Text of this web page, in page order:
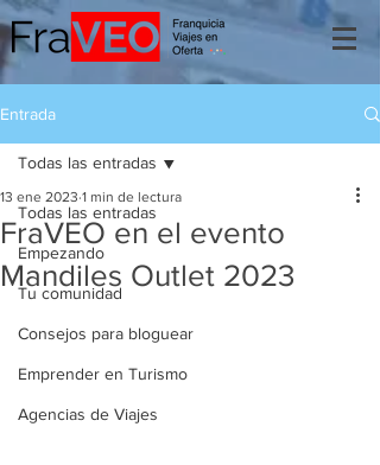
Entrada
Todas las entradas
Empezando
Tu comunidad
Consejos para bloguear
Emprender en Turismo
Agencias de Viajes
Todas las entradas
FraVEO en el evento
Mandiles Outlet 2023
13 ene 2023 1 min de lectura